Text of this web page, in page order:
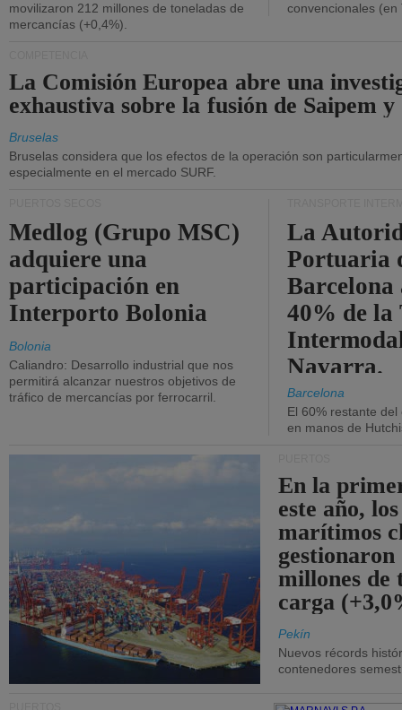
movilizaron 212 millones de toneladas de
mercancías (+0,4%).
convencionales (en
La Comisión Europea abre una
exhaustiva sobre la fusión de Saipem y
Bruselas
Bruselas considera que los efectos de la operación son
especialmente en el mercado SURF.
Medlog (Grupo MSC)
adquiere una
participación en
Interporto Bolonia
Bolonia
Caliandro: Desarrollo industrial que nos
permitirá alcanzar nuestros objetivos de
tráfico de mercancías por ferrocarril.
La
Portuaria
40% de la
Navarra.
Barcelona
El 60% restante
en manos de
En la
este año,
marítimos
gestionaron
millones de
carga
Pekín
Nuevos récords
contenedores